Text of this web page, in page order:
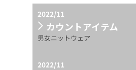
2022/11
カウントアイテム
男女ニットウェア
2022/11